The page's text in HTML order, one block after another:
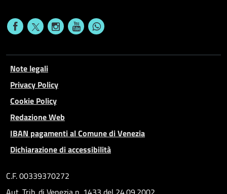
Note legali
Privacy Policy
Cookie Policy
Redazione Web
IBAN pagamenti al Comune di Venezia
Dichiarazione di accessibilità
C.F. 00339370272